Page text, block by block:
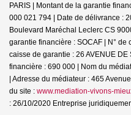
PARIS | Montant de la garantie
000 021 794 | Date de délivrance :
Boulevard Maréchal Leclerc CS
garantie financière : SOCAF | N°
caisse de garantie : 26 AVENUE
financière : 690 000 | Nom du
| Adresse du médiateur : 465
du site : www.mediation-vivons-
: 26/10/2020 Entreprise